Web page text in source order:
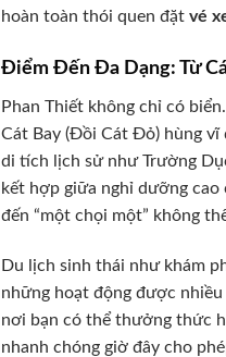
hoàn toàn thói quen đặt vé
Điểm Đến Đa Dạng: Từ
Phan Thiết không chỉ có
Cát Bay (Đồi Cát Đỏ) hùng
di tích lịch sử như Trường
kết hợp giữa nghỉ dưỡng
đến “một chọi một” không
Du lịch sinh thái như khám
những hoạt động được
nơi bạn có thể thưởng thức
nhanh chóng giờ đây cho